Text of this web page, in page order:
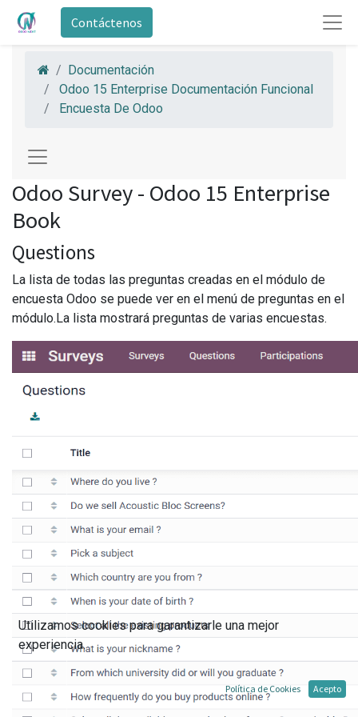
Contáctenos
Documentación
Odoo 15 Enterprise Documentación Funcional
Encuesta De Odoo
Odoo Survey - Odoo 15 Enterprise
Book
Questions
La lista de todas las preguntas creadas en el módulo de
encuesta Odoo se puede ver en el menú de preguntas en el
módulo.La lista mostrará preguntas de varias encuestas.
Utilizamos cookies para garantizarle una mejor
experiencia.
Política de Cookies Acepto